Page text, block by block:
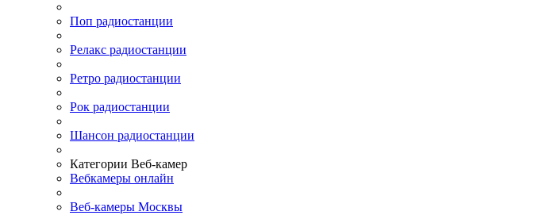
Поп радиостанции
Релакс радиостанции
Ретро радиостанции
Рок радиостанции
Шансон радиостанции
Категории Веб-камер
Вебкамеры онлайн
Веб-камеры Москвы